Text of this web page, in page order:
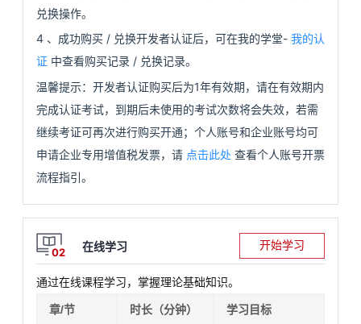
藏
兑换操作。
4 、成功购买 / 兑换开发者认证后，可在我的学堂- 我的认
证 中查看购买记录 / 兑换记录。
温馨提示：开发者认证购买后为1年有效期，请在有效期内
完成认证考试，到期后未使用的考试次数将会失效，若需
继续考证可再次进行购买开通；个人账号和企业账号均可
申请企业专用增值税发票，请 点击此处 查看个人账号开票
流程指引。
02 在线学习 开始学习
通过在线课程学习，掌握理论基础知识。
章/节 时长（分钟） 学习目标